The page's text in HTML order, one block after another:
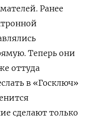
Ранее
Теперь они
оттуда
в «Госключ»
сделают только